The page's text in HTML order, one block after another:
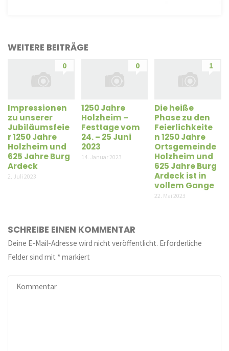
WEITERE BEITRÄGE
0
Impressionen
zu unserer
Jubiläumsfeie
r 1250 Jahre
Holzheim und
625 Jahre Burg
Ardeck
2. Juli 2023
0
1250 Jahre
Holzheim –
Festtage vom
24. – 25 Juni
2023
14. Januar 2023
1
Die heiße
Phase zu den
Feierlichkeite
n 1250 Jahre
Ortsgemeinde
Holzheim und
625 Jahre Burg
Ardeck ist in
vollem Gange
22. Mai 2023
SCHREIBE EINEN KOMMENTAR
Deine E-Mail-Adresse wird nicht veröffentlicht. Erforderliche
Felder sind mit *markiert